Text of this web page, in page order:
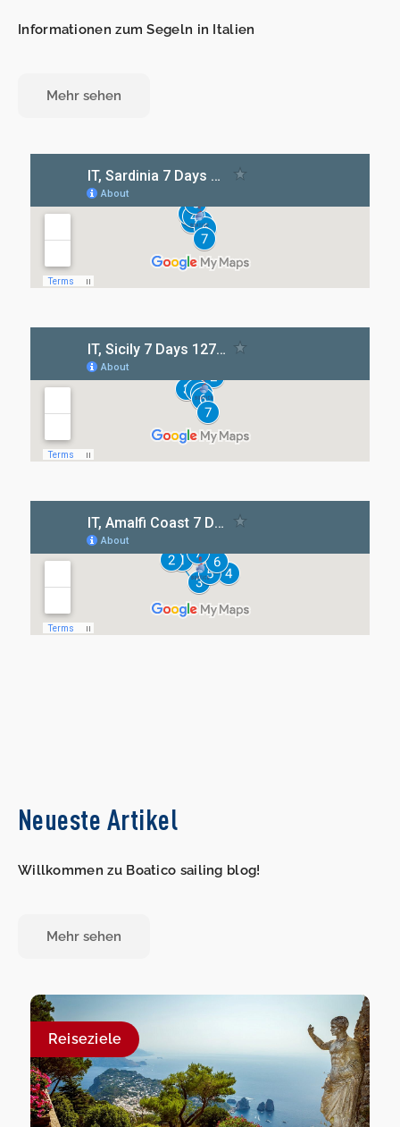
Informationen zum Segeln in Italien
Mehr sehen
Neueste Artikel
Willkommen zu Boatico sailing blog!
Mehr sehen
Reiseziele